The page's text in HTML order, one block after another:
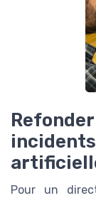
Pour un